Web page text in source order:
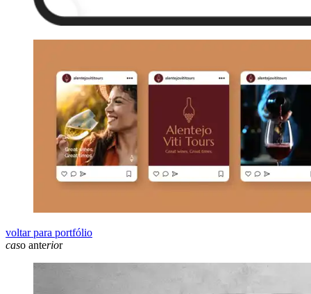
voltar para portfólio
caso anterior